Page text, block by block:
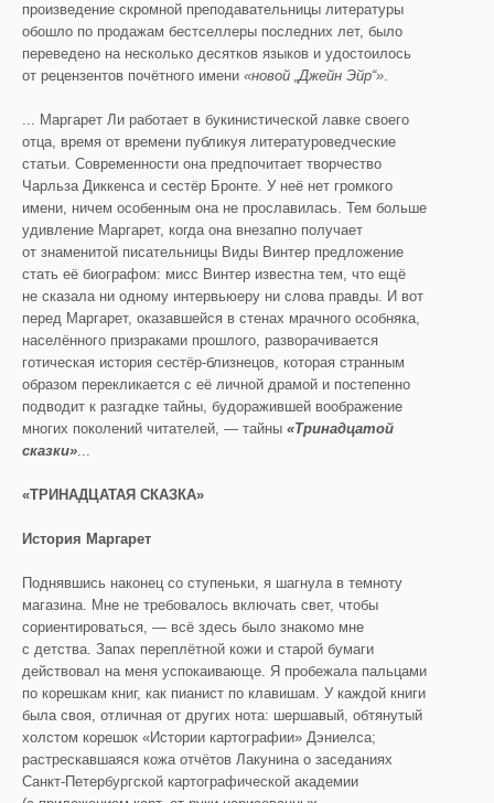
произведение скромной преподавательницы литературы
обошло по продажам бестселлеры последних лет, было
переведено на несколько десятков языков и удостоилось
от рецензентов почётного имени «новой „Джейн Эйр“».
... Маргарет Ли работает в букинистической лавке своего
отца, время от времени публикуя литературоведческие
статьи. Современности она предпочитает творчество
Чарльза Диккенса и сестёр Бронте. У неё нет громкого
имени, ничем особенным она не прославилась. Тем больше
удивление Маргарет, когда она внезапно получает
от знаменитой писательницы Виды Винтер предложение
стать её биографом: мисс Винтер известна тем, что ещё
не сказала ни одному интервьюеру ни слова правды. И вот
перед Маргарет, оказавшейся в стенах мрачного особняка,
населённого призраками прошлого, разворачивается
готическая история сестёр-близнецов, которая странным
образом перекликается с её личной драмой и постепенно
подводит к разгадке тайны, будоражившей воображение
многих поколений читателей, — тайны «Тринадцатой
сказки»...
«ТРИНАДЦАТАЯ СКАЗКА»
История Маргарет
Поднявшись наконец со ступеньки, я шагнула в темноту
магазина. Мне не требовалось включать свет, чтобы
сориентироваться, — всё здесь было знакомо мне
с детства. Запах переплётной кожи и старой бумаги
действовал на меня успокаивающе. Я пробежала пальцами
по корешкам книг, как пианист по клавишам. У каждой книги
была своя, отличная от других нота: шершавый, обтянутый
холстом корешок «Истории картографии» Дэниелса;
растрескавшаяся кожа отчётов Лакунина о заседаниях
Санкт-Петербургской картографической академии